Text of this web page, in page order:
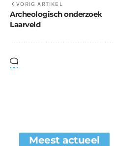
VORIG ARTIKEL
Archeologisch onderzoek
Laarveld
Meest actueel